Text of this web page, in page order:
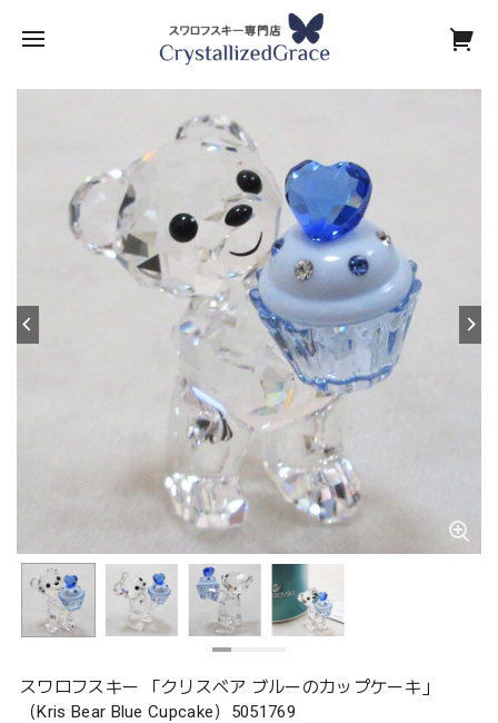
スワロフスキー 「クリスベア ブルーのカップケーキ」
（Kris Bear Blue Cupcake）5051769